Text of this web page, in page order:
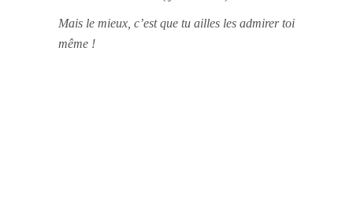
Mais le mieux, c’est que tu ailles les admirer toi
même !